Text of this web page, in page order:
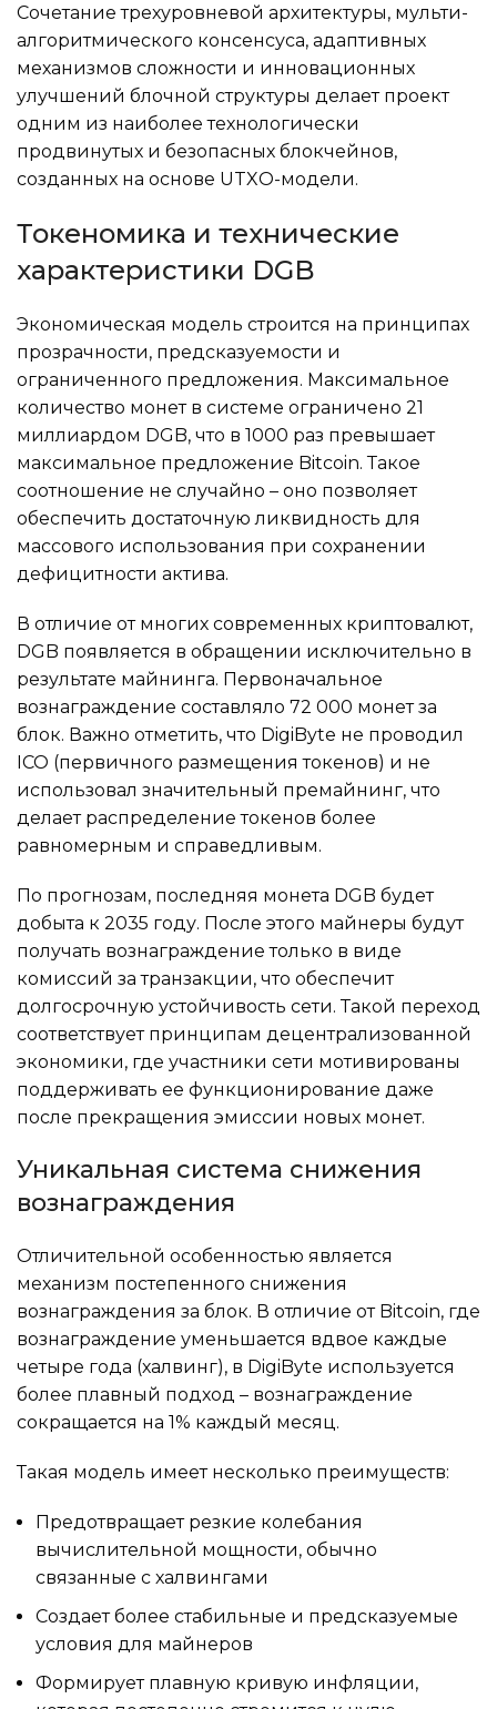
Сочетание трехуровневой архитектуры, мульти-
алгоритмического консенсуса, адаптивных
механизмов сложности и инновационных
улучшений блочной структуры делает проект
одним из наиболее технологически
продвинутых и безопасных блокчейнов,
созданных на основе UTXO-модели.
Токеномика и технические
характеристики DGB
Экономическая модель строится на принципах
прозрачности, предсказуемости и
ограниченного предложения. Максимальное
количество монет в системе ограничено 21
миллиардом DGB, что в 1000 раз превышает
максимальное предложение Bitcoin. Такое
соотношение не случайно – оно позволяет
обеспечить достаточную ликвидность для
массового использования при сохранении
дефицитности актива.
В отличие от многих современных криптовалют,
DGB появляется в обращении исключительно в
результате майнинга. Первоначальное
вознаграждение составляло 72 000 монет за
блок. Важно отметить, что DigiByte не проводил
ICO (первичного размещения токенов) и не
использовал значительный премайнинг, что
делает распределение токенов более
равномерным и справедливым.
По прогнозам, последняя монета DGB будет
добыта к 2035 году. После этого майнеры будут
получать вознаграждение только в виде
комиссий за транзакции, что обеспечит
долгосрочную устойчивость сети. Такой переход
соответствует принципам децентрализованной
экономики, где участники сети мотивированы
поддерживать ее функционирование даже
после прекращения эмиссии новых монет.
Уникальная система снижения
вознаграждения
Отличительной особенностью является
механизм постепенного снижения
вознаграждения за блок. В отличие от Bitcoin, где
вознаграждение уменьшается вдвое каждые
четыре года (халвинг), в DigiByte используется
более плавный подход – вознаграждение
сокращается на 1% каждый месяц.
Такая модель имеет несколько преимуществ:
Предотвращает резкие колебания
вычислительной мощности, обычно
связанные с халвингами
Создает более стабильные и предсказуемые
условия для майнеров
Формирует плавную кривую инфляции,